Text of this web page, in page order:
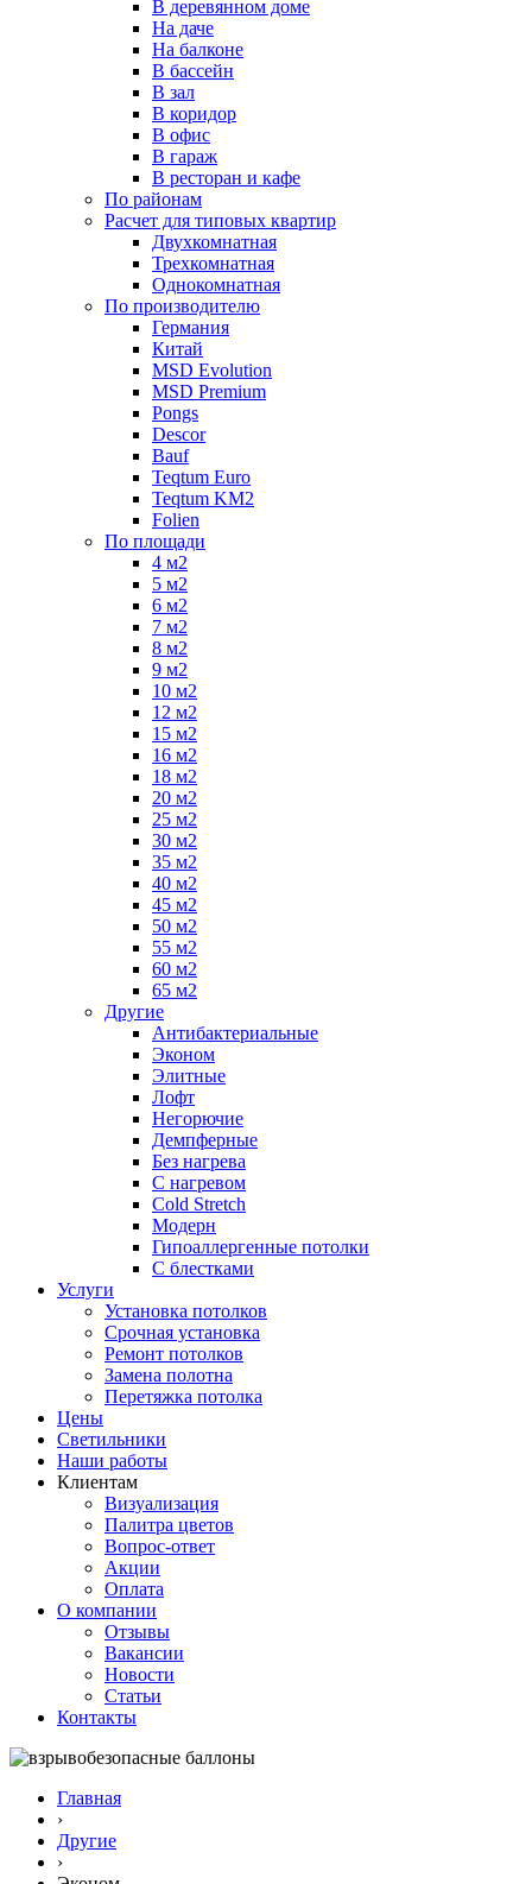
В деревянном доме
На даче
На балконе
В бассейн
В зал
В коридор
В офис
В гараж
В ресторан и кафе
По районам
Расчет для типовых квартир
Двухкомнатная
Трехкомнатная
Однокомнатная
По производителю
Германия
Китай
MSD Evolution
MSD Premium
Pongs
Descor
Bauf
Teqtum Euro
Teqtum KM2
Folien
По площади
4 м2
5 м2
6 м2
7 м2
8 м2
9 м2
10 м2
12 м2
15 м2
16 м2
18 м2
20 м2
25 м2
30 м2
35 м2
40 м2
45 м2
50 м2
55 м2
60 м2
65 м2
Другие
Антибактериальные
Эконом
Элитные
Лофт
Негорючие
Демпферные
Без нагрева
С нагревом
Cold Stretch
Модерн
Гипоаллергенные потолки
С блестками
Услуги
Установка потолков
Срочная установка
Ремонт потолков
Замена полотна
Перетяжка потолка
Цены
Светильники
Наши работы
Клиентам
Визуализация
Палитра цветов
Вопрос-ответ
Акции
Оплата
О компании
Отзывы
Вакансии
Новости
Статьи
Контакты
Главная
›
Другие
›